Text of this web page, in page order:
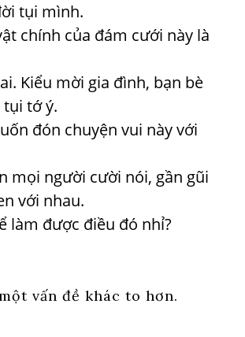
tụi mình.
chính của đám cưới này là
Kiểu mời gia đình, bạn bè
tớ ý.
đón chuyện vui này với
mọi người cười nói, gần gũi
với nhau.
làm được điều đó nhỉ?
vấn đề khác to hơn.